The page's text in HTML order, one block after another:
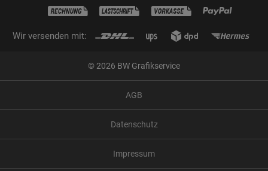
Wir versenden mit:
© 2026 BW Grafikservice
AGB
Datenschutz
Impressum